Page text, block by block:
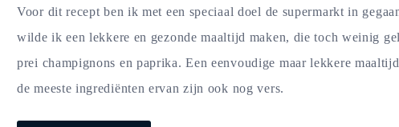
Voor dit recept ben ik met een speciaal doel de supermarkt in
wilde ik een lekkere en gezonde maaltijd maken, die toch weinig
prei champignons en paprika. Een eenvoudige maar lekkere
de meeste ingrediënten ervan zijn ook nog vers.